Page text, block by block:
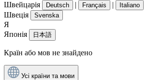
Швейцарія
Deutsch | Français | Italiano
Швеція Svenska
Я
Японія
日本語
Країн або мов не знайдено
Усі країни та мови